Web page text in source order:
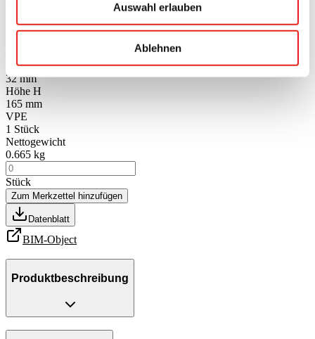
Auswahl erlauben
Ablehnen
127088826
Breite B
32 mm
Höhe H
165 mm
VPE
1 Stück
Nettogewicht
0.665 kg
Stück
Zum Merkzettel hinzufügen
Datenblatt
BIM-Object
Produktbeschreibung